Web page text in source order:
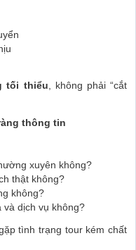
tối thiểu , không phải “cắt
thông tin
xuyên không?
thật không?
không?
và dịch vụ không?
gặp tình trạng tour kém chất